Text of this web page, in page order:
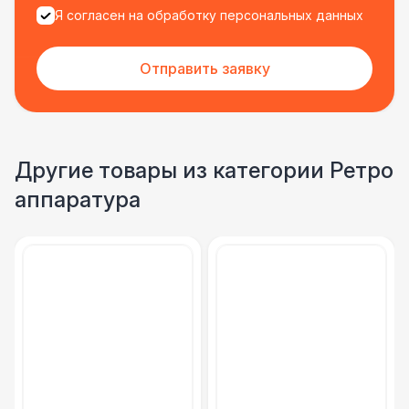
Я согласен на обработку персональных данных
Отправить заявку
Другие товары из категории Ретро
аппаратура